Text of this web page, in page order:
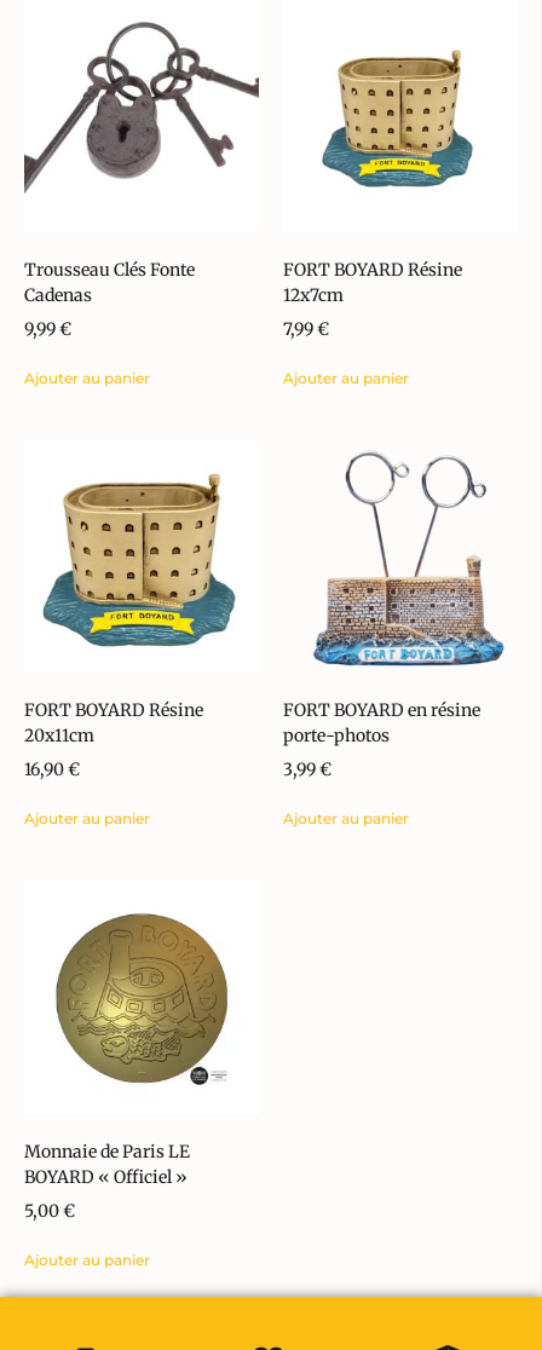
Trousseau Clés Fonte
Cadenas
9,99€
Ajouter au panier
FORT BOYARD Résine
12x7cm
7,99€
Ajouter au panier
FORT BOYARD Résine
20x11cm
16,90€
Ajouter au panier
FORT BOYARD en résine
porte-photos
3,99€
Ajouter au panier
Monnaie de Paris LE
BOYARD « Officiel »
5,00€
Ajouter au panier